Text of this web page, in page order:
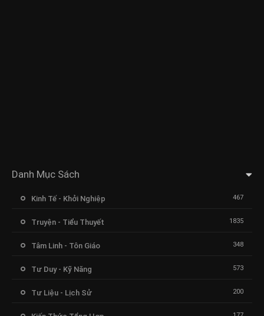
Danh Mục Sách
Kinh Tế - Khởi Nghiệp 467
Truyện - Tiểu Thuyết 1835
Tâm Linh - Tôn Giáo 348
Tư Duy - Kỹ Năng 573
Tư Liệu - Lịch Sử 200